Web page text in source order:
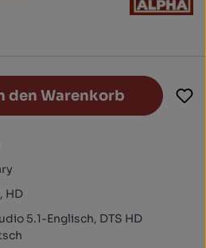
den Warenkorb
HD
5.1-Englisch, DTS HD